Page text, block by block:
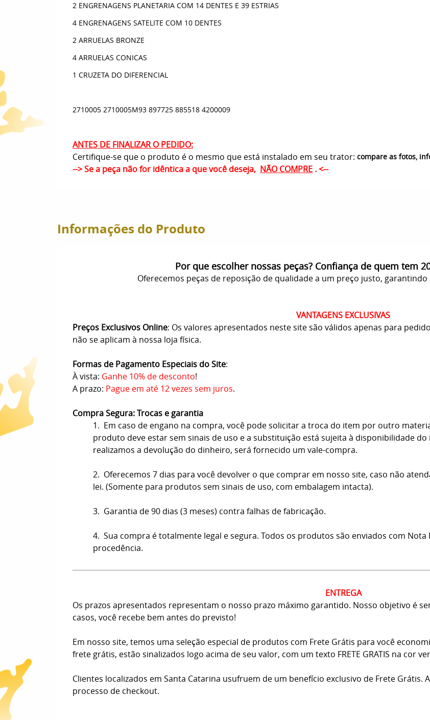
2 ENGRENAGENS PLANETARIA COM 14 DENTES E 39 ESTRIAS
4 ENGRENAGENS SATELITE COM 10 DENTES
2 ARRUELAS BRONZE
4 ARRUELAS CONICAS
1 CRUZETA DO DIFERENCIAL
2710005 2710005M93 897725 885518 4200009
ANTES DE FINALIZAR O PEDIDO:
Certifique-se que o produto é o mesmo que está instalado em seu trator: compare as fotos,
--> Se a peça não for idêntica a que você deseja, NÃO COMPRE . <--
Informações do Produto
Por que escolher nossas peças? Confiança de quem tem
Oferecemos peças de reposição de qualidade a um preço justo,
VANTAGENS EXCLUSIVAS
Preços Exclusivos Online: Os valores apresentados neste site são válidos apenas para
não se aplicam à nossa loja física.
Formas de Pagamento Especiais do Site:
À vista: Ganhe 10% de desconto!
A prazo: Pague em até 12 vezes sem juros.
Compra Segura: Trocas e garantia
1. Em caso de engano na compra, você pode solicitar a troca do item por outro
produto deve estar sem sinais de uso e a substituição está sujeita à disponibilidade
realizamos a devolução do dinheiro, será fornecido um vale-compra.
2. Oferecemos 7 dias para você devolver o que comprar em nosso site, caso não
lei. (Somente para produtos sem sinais de uso, com embalagem intacta).
3. Garantia de 90 dias (3 meses) contra falhas de fabricação.
4. Sua compra é totalmente legal e segura. Todos os produtos são enviados com Nota
procedência.
ENTREGA
Os prazos apresentados representam o nosso prazo máximo garantido. Nosso objetivo é
casos, você recebe bem antes do previsto!
Em nosso site, temos uma seleção especial de produtos com Frete Grátis para você
frete grátis, estão sinalizados logo acima de seu valor, com um texto FRETE GRATIS na cor
Clientes localizados em Santa Catarina usufruem de um benefício exclusivo de Frete Grátis.
processo de checkout.